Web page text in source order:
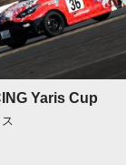
Yaris Cup